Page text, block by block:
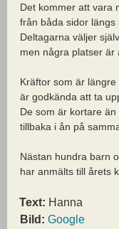
Det kommer att vara
från båda sidor längs
Deltagarna väljer
men några platser är
Kräftor som är
är godkända att ta
De som är kortare
tillbaka i ån på
Nästan hundra barn
har anmälts till årets
Text: Hanna
Bild: Google